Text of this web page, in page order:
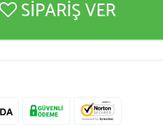
SİPARİŞ VER